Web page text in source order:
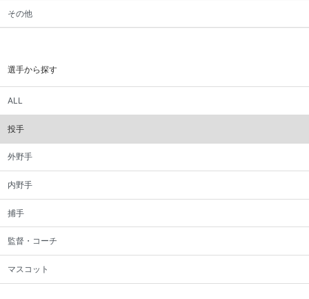
その他
選手から探す
ALL
投手
外野手
内野手
捕手
監督・コーチ
マスコット